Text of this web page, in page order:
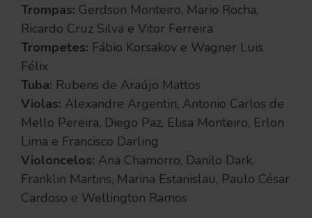
Trompas: Gerdson Monteiro, Mario Rocha,
Ricardo Cruz Silva e Vitor Ferreira
Trompetes: Fábio Korsakov e Wagner Luis
Félix
Tuba: Rubens de Araújo Mattos
Violas: Alexandre Argentin, Antonio Carlos de
Mello Pereira, Diego Paz, Elisa Monteiro, Erlon
Lima e Francisco Darling
Violoncelos: Ana Chamorro, Danilo Dark,
Franklin Martins, Marina Estanislau, Paulo César
Cardoso e Wellington Ramos